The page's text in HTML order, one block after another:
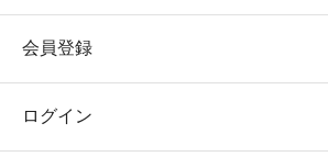
会員登録
ログイン